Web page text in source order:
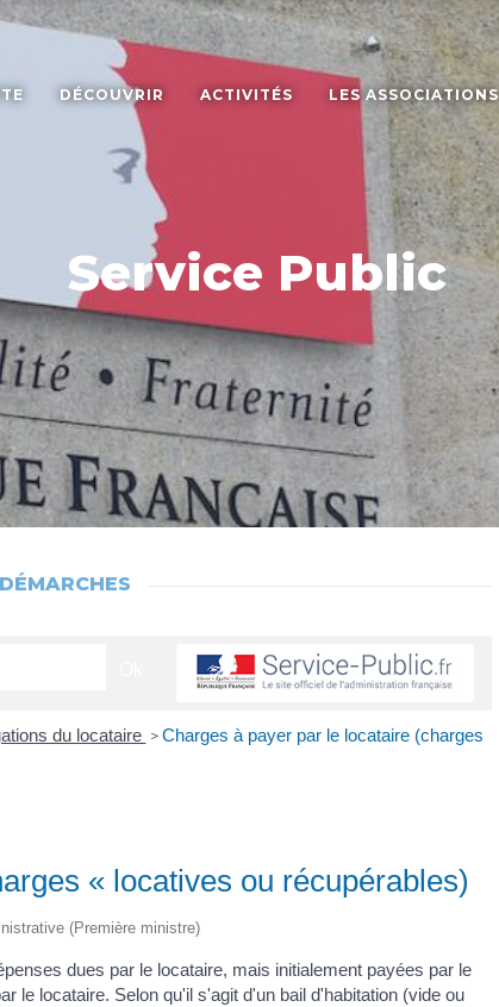
DÉCOUVRIR ACTIVITÉS LES ASSOCIATIONS
Service Public
du locataire > Charges à payer par le locataire (charges
« locatives ou récupérables)
(Première ministre)
dues par le locataire, mais initialement payées par le
le locataire. Selon qu'il s'agit d'un bail d'habitation (vide ou